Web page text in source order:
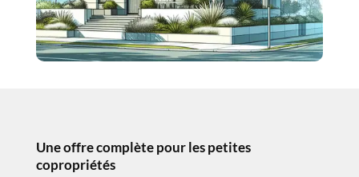
Une offre complète pour les petites
copropriétés